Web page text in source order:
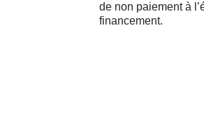
de non paiement à
financement.